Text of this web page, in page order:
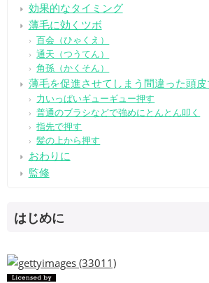
効果的なタイミング
薄毛に効くツボ
百会（ひゃくえ）
通天（つうてん）
角孫（かくそん）
薄毛を促進させてしまう間違った頭
力いっぱいギューギュー押す
普通のブラシなどで強めにとんとん叩く
指先で押す
髪の上から押す
おわりに
監修
はじめに